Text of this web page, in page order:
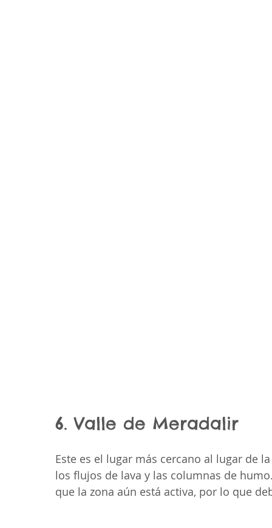
6. Valle de Meradalir
Este es el lugar más cercano al lugar de
los flujos de lava y las columnas de
que la zona aún está activa, por lo que